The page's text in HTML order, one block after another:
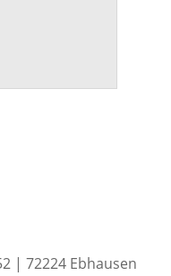
| 72224 Ebhausen